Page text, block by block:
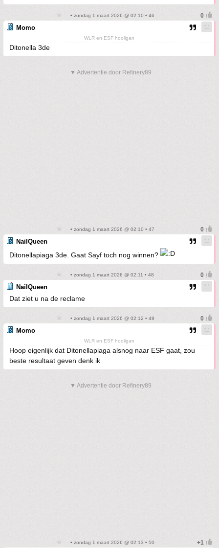
• zondag 1 maart 2026 @ 02:10 • 46
Momo
WLR en ESF hooligan
Ditonella 3de
▼ Advertentie door Refinery89
• zondag 1 maart 2026 @ 02:10 • 47
NailQueen
Ditonellapiaga 3de. Gaat Sayf toch nog winnen?
• zondag 1 maart 2026 @ 02:11 • 48
NailQueen
Dat ziet u na de reclame
• zondag 1 maart 2026 @ 02:12 • 49
Momo
WLR en ESF hooligan
Hoop eigenlijk dat Ditonellapiaga alsnog naar ESF gaat, zou
beste resultaat geven denk ik
▼ Advertentie door Refinery89
• zondag 1 maart 2026 @ 02:13 • 50